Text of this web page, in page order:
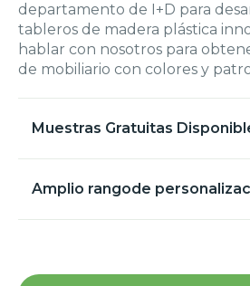
departamento de I+D para
tableros de madera plástica
hablar con nosotros para
de mobiliario con colores y
Muestras Gratuitas
Amplio rangode